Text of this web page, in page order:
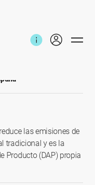
las emisiones de
tradicional y es la
Producto (DAP) propia